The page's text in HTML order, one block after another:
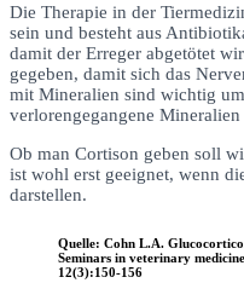
Die Therapie in der
sein und besteht aus
damit der Erreger abgetötet
gegeben, damit sich das
mit Mineralien sind wichtig
verlorengegangene
Ob man Cortison geben soll
ist wohl erst geeignet, wenn
darstellen.
Quelle: Cohn L.A.
Seminars in veterinary
12(3):150-156